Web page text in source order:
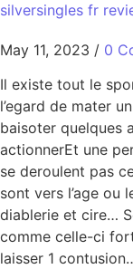
silversingles fr
May 11, 2023 / 0
Il existe tout le
l’egard de mater
baisoter quelques
actionnerEt une
se deroulent pas
sont vers l’age ou
diablerie et cire…
comme celle-ci
laisser 1